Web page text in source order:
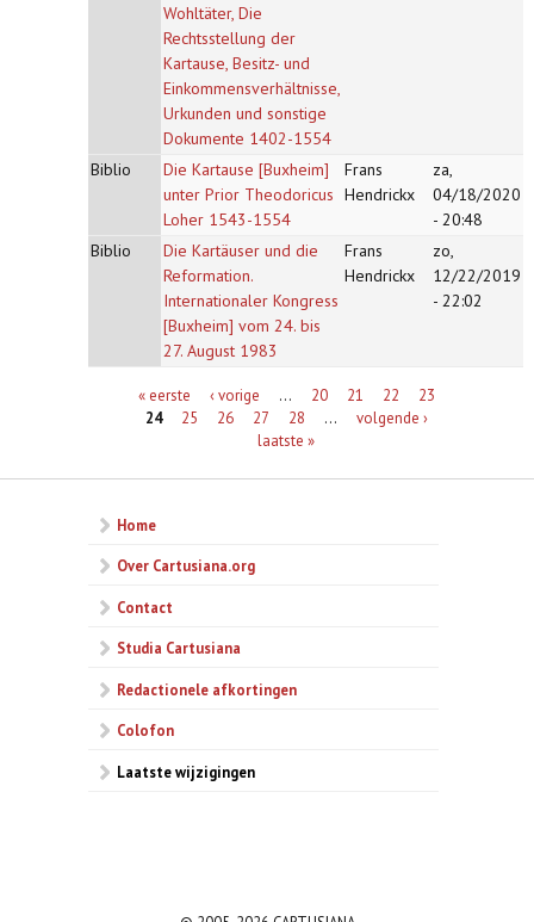
Wohltäter, Die
Rechtsstellung der
Kartause, Besitz- und
Einkommensverhältnisse,
Urkunden und sonstige
Dokumente 1402-1554
Biblio
Die Kartause [Buxheim]
unter Prior Theodoricus
Loher 1543-1554
Frans
Hendrickx
za,
04/18/2020
- 20:48
Biblio
Die Kartäuser und die
Reformation.
Internationaler Kongress
[Buxheim] vom 24. bis
27. August 1983
Frans
Hendrickx
zo,
12/22/2019
- 22:02
Pagina's« eerste ‹ vorige … 20 21 22
23
24
25 26 27 28 …
volgende ›
laatste »
Home
Over Cartusiana.org
Contact
Studia Cartusiana
Redactionele afkortingen
Colofon
Laatste wijzigingen